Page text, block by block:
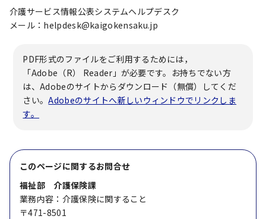
介護サービス情報公表システムヘルプデスク
メール：helpdesk@kaigokensaku.jp
PDF形式のファイルをご利用するためには，
「Adobe（R） Reader」が必要です。お持ちでない方
は、Adobeのサイトからダウンロード（無償）してくだ
さい。Adobeのサイトへ新しいウィンドウでリンクしま
す。
このページに関するお問合せ
福祉部 介護保険課
業務内容：介護保険に関すること
〒471-8501